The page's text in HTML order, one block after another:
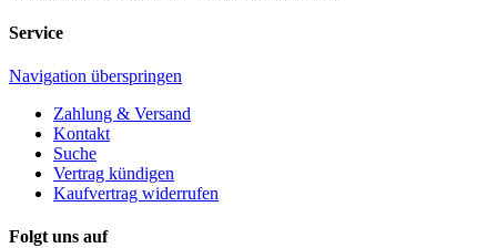
Service
Navigation überspringen
Zahlung & Versand
Kontakt
Suche
Vertrag kündigen
Kaufvertrag widerrufen
Folgt uns auf